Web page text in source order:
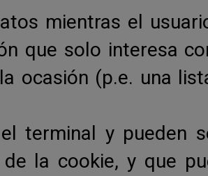
mientras el
que solo interesa
ocasión (p.e. una
terminal y pueden
la cookie, y que